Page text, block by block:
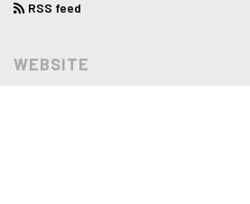
RSS feed
WEBSITE